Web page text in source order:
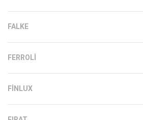
FALKE
FERROLI
FINLUX